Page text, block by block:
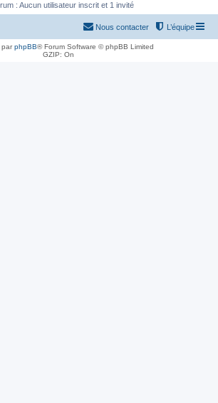
: Aucun utilisateur inscrit et 1 invité
L’équipe
Nous contacter
parphpBB® Forum Software © phpBB Limited
GZIP: On